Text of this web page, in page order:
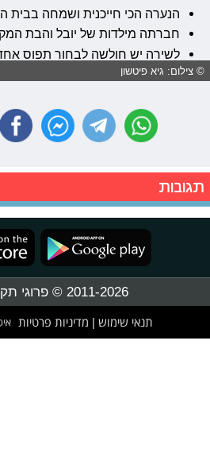
הנערה הכי חייכנית ושמחה בבית
חברתה מילדות של יובל והבת
לשירה יש חולשה לבחור תפוס
© צילום: גיא פיטשון
תגובות
2011-2026 © פרוגי תקשורת בע"מ
תנאי שימוש מדיניות פרטיות